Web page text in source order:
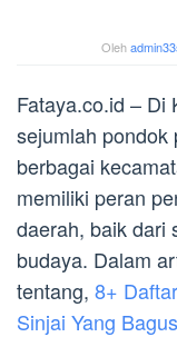
Oleh
Fataya.co.id – Di
sejumlah pondok
berbagai
memiliki peran
daerah, baik dari
budaya. Dalam
tentang, 8+
Sinjai Yang Bagus